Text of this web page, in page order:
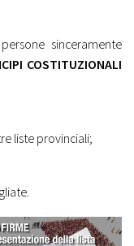
sinceramente
COSTITUZIONALI
liste provinciali;